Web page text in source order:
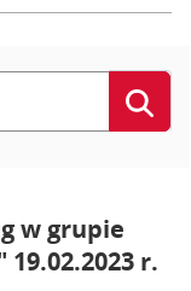
w grupie
r.